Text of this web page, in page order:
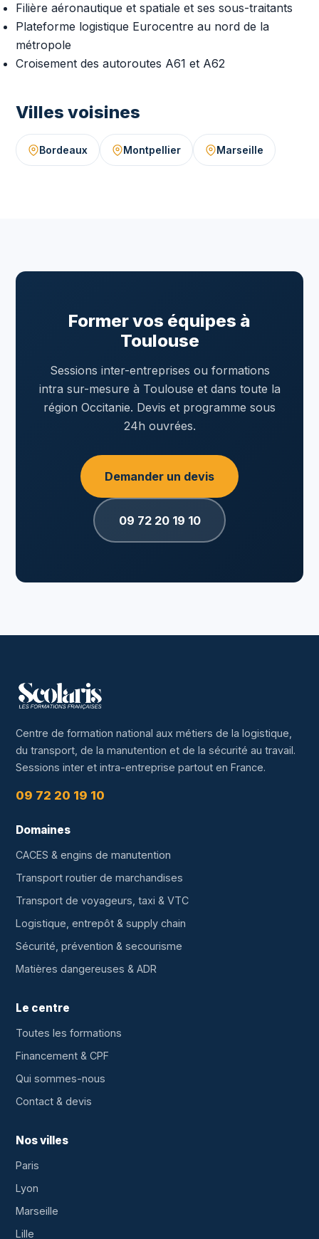
Filière aéronautique et spatiale et ses sous-traitants
Plateforme logistique Eurocentre au nord de la
métropole
Croisement des autoroutes A61 et A62
Villes voisines
Bordeaux Montpellier Marseille
Former vos équipes à
Toulouse
Sessions inter-entreprises ou formations
intra sur-mesure à Toulouse et dans toute la
région Occitanie. Devis et programme sous
24h ouvrées.
Demander un devis
09 72 20 19 10
Centre de formation national aux métiers de la logistique,
du transport, de la manutention et de la sécurité au travail.
Sessions inter et intra-entreprise partout en France.
09 72 20 19 10
Domaines
CACES & engins de manutention
Transport routier de marchandises
Transport de voyageurs, taxi & VTC
Logistique, entrepôt & supply chain
Sécurité, prévention & secourisme
Matières dangereuses & ADR
Le centre
Toutes les formations
Financement & CPF
Qui sommes-nous
Contact & devis
Nos villes
Paris
Lyon
Marseille
Lille